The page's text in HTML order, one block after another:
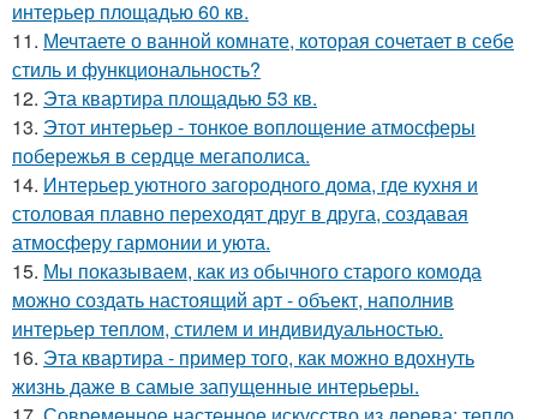
интерьер площадью 60 кв.
11. Мечтаете о ванной комнате, которая сочетает в себе
стиль и функциональность?
12. Эта квартира площадью 53 кв.
13. Этот интерьер - тонкое воплощение атмосферы
побережья в сердце мегаполиса.
14. Интерьер уютного загородного дома, где кухня и
столовая плавно переходят друг в друга, создавая
атмосферу гармонии и уюта.
15. Мы показываем, как из обычного старого комода
можно создать настоящий арт - объект, наполнив
интерьер теплом, стилем и индивидуальностью.
16. Эта квартира - пример того, как можно вдохнуть
жизнь даже в самые запущенные интерьеры.